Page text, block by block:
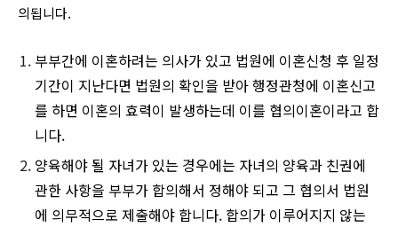
의됩니다.
부부간에 이혼하려는 의사가 있고 법원에 이혼신청 후 일정
기간이 지난다면 법원의 확인을 받아 행정관청에 이혼신고
를 하면 이혼의 효력이 발생하는데 이를 협의이혼이라고 합
니다.
양육해야 될 자녀가 있는 경우에는 자녀의 양육과 친권에
관한 사항을 부부가 합의해서 정해야 되고 그 협의서 법원
에 의무적으로 제출해야 합니다. 합의가 이루어지지 않는